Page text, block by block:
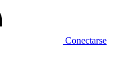
Conectarse